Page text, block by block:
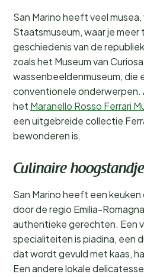
San Marino heeft veel
Staatsmuseum, waar je
geschiedenis van de
zoals het Museum van
wassenbeeldenmuseum, die
conventionele onderwerpen.
het Maranello Rosso Ferrari
een uitgebreide collectie
bewonderen is.
Culinaire
San Marino heeft een
door de regio Emilia-
authentieke gerechten. Een
specialiteiten is piadina, een
dat wordt gevuld met kaas,
Een andere lokale